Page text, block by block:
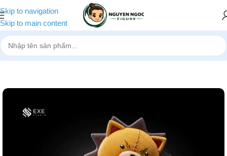
Skip to navigation
Skip to main content
Trang chủ»Cửa hàng»[Pre-order] Mô hình Bleach Kon 1/1 EXE